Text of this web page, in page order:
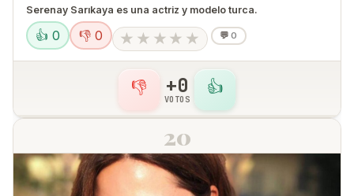
Serenay Sarıkaya es una actriz y modelo turca.​
👍 0 👎 0 ★ ★ ★ ★ ★ 💬 0
👍
+0
VOTOS
👎
20